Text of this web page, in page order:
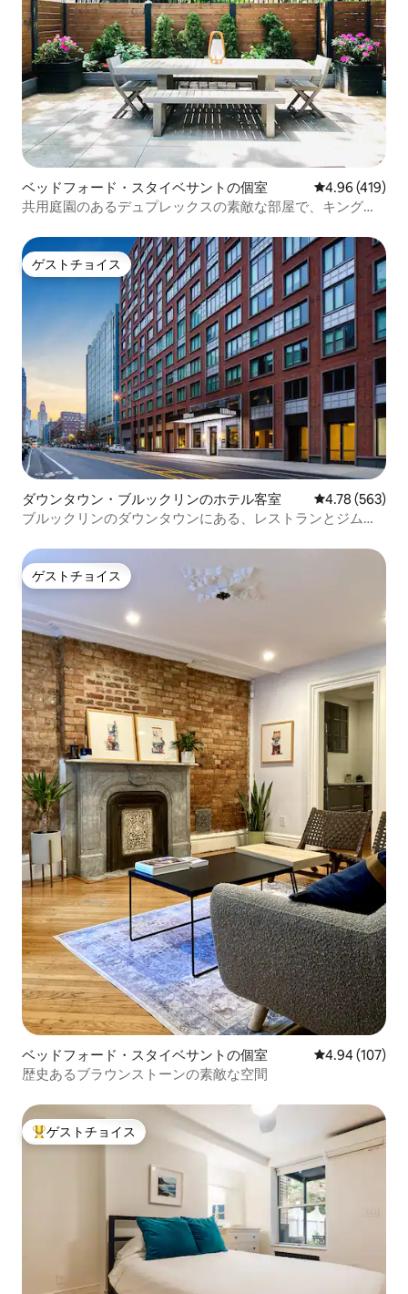
ベッドフォード・スタイベサントの個室 レビュー419
4.96 (419)
共用庭園のあるデュプレックスの素敵な部屋で、キングベ
ゲストチョイス
ゲストチョイス
ダウンタウン・ブルックリンのホテル客室 レビュー563
4.78 (563)
ブルックリンのダウンタウンにある、レストランとジム付
ゲストチョイス
ゲストチョイス
ベッドフォード・スタイベサントの個室 レビュー107
4.94 (107)
歴史あるブラウンストーンの素敵な空間
大好評のゲストチョイスです。
ゲストチョイス